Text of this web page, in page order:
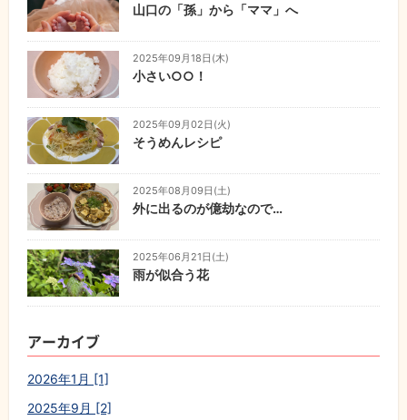
山口の「孫」から「ママ」へ
2025年09月18日(木)
小さい○○！
2025年09月02日(火)
そうめんレシピ
2025年08月09日(土)
外に出るのが億劫なので…
2025年06月21日(土)
雨が似合う花
アーカイブ
2026年1月 [1]
2025年9月 [2]